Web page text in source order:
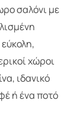
σαλόνι με
χώροι
ιδανικό
ή ένα ποτό